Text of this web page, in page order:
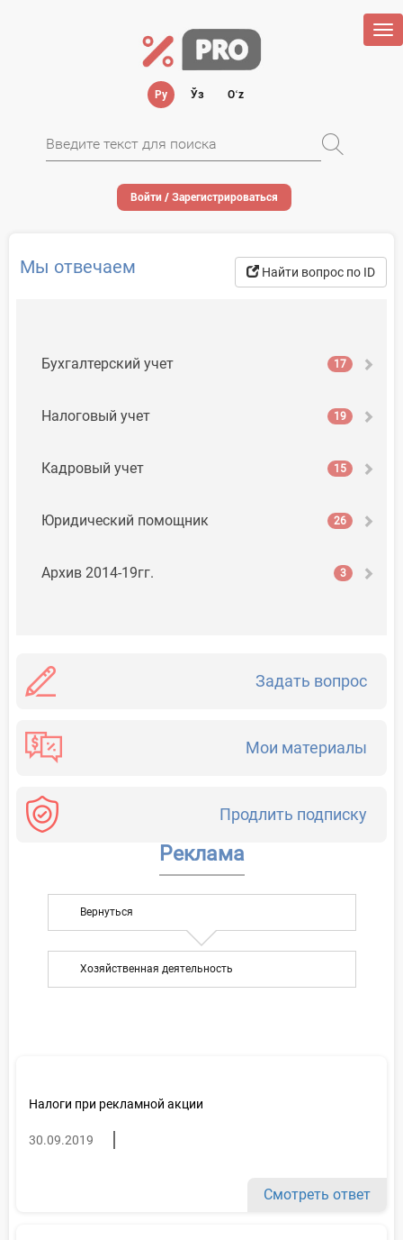
Ру Ўз Oʻz
Войти / Зарегистрироваться
Найти вопрос по ID
Мы отвечаем
Бухгалтерский учет 17
Налоговый учет 19
Кадровый учет 15
Юридический помощник 26
Архив 2014-19гг. 3
Задать вопрос
Мои материалы
Продлить подписку
Реклама
Вернуться
Хозяйственная деятельность
Налоги при рекламной акции
30.09.2019
Смотреть ответ